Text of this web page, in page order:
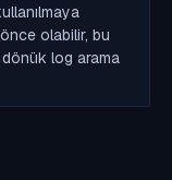
olabilir, bu
log arama